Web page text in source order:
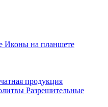
Иконы на планшете
продукция
Разрешительные